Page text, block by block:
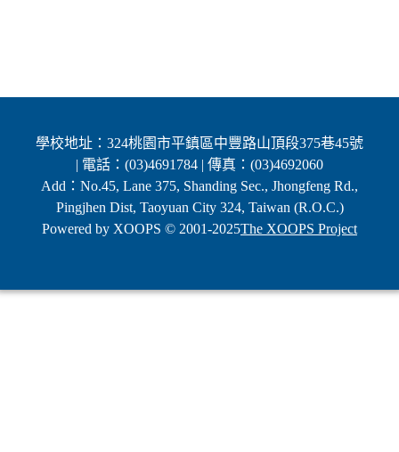
學校地址：324桃園市平鎮區中豐路山頂段375巷45號
| 電話：(03)4691784 | 傳真：(03)4692060
Add：No.45, Lane 375, Shanding Sec., Jhongfeng Rd.,
Pingjhen Dist, Taoyuan City 324, Taiwan (R.O.C.)
Powered by XOOPS © 2001-2025The XOOPS Project